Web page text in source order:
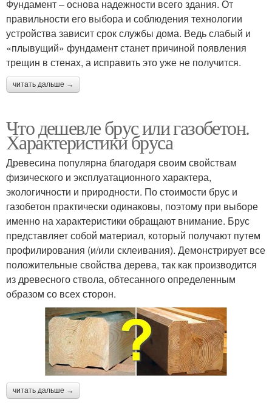
Фундамент – основа надежности всего здания. От
правильности его выбора и соблюдения технологии
устройства зависит срок службы дома. Ведь слабый и
«плывущий» фундамент станет причиной появления
трещин в стенах, а исправить это уже не получится.
читать дальше →
Что дешевле брус или газобетон.
Характеристики бруса
Древесина популярна благодаря своим свойствам
физического и эксплуатационного характера,
экологичности и природности. По стоимости брус и
газобетон практически одинаковы, поэтому при выборе
именно на характеристики обращают внимание. Брус
представляет собой материал, который получают путем
профилирования (и/или склеивания). Демонстрирует все
положительные свойства дерева, так как производится
из древесного ствола, обтесанного определенным
образом со всех сторон.
читать дальше →